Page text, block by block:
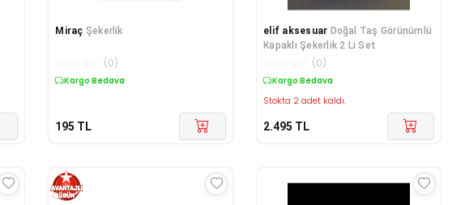
Miraç Şekerlik
(0)
Kargo Bedava
195 TL
elif aksesuar Doğal Taş Görünümlü
Kapaklı Şekerlik 2 Li Set
(0)
Kargo Bedava
Stokta 2 adet kaldı.
2.495 TL